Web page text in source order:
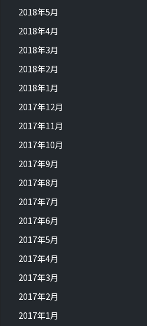
2018年5月
2018年4月
2018年3月
2018年2月
2018年1月
2017年12月
2017年11月
2017年10月
2017年9月
2017年8月
2017年7月
2017年6月
2017年5月
2017年4月
2017年3月
2017年2月
2017年1月